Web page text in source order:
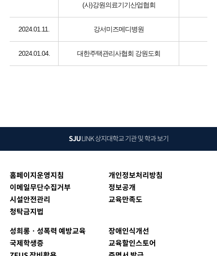
(사)강원의료기기산업협회
2024.01.11. 강서미즈메디병원
2024.01.04. 대한주택관리사협회 강원도회
SJULINK상지대학교 기관 및 학과 보기
홈페이지운영지침
개인정보처리방침
이메일무단수집거부
정보공개
시설안전관리
교육만족도
청탁금지법
성희롱ㆍ성폭력 예방교육
장애인식개선
국제학생증
교육할인스토어